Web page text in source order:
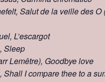
Salut de la veille des O
L’escargot
Sleep
Lemêtre), Goodbye love
I compare thee to a